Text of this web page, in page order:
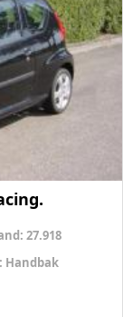
27.918
Handbak